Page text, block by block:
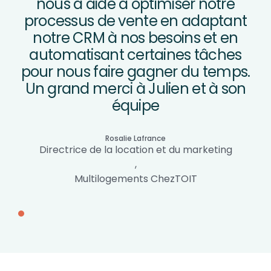
nous a aidé à optimiser notre
processus de vente en adaptant
notre CRM à nos besoins et en
automatisant certaines tâches
pour nous faire gagner du temps.
Un grand merci à Julien et à son
équipe
Rosalie Lafrance
Directrice de la location et du marketing
,
Multilogements ChezTOIT